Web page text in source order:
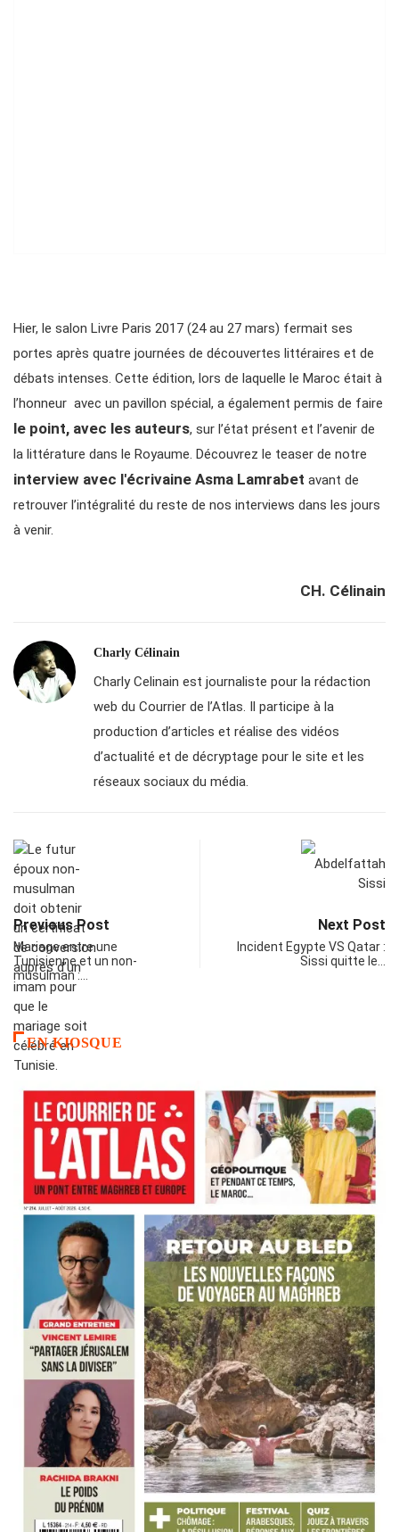
Hier, le salon Livre Paris 2017 (24 au 27 mars) fermait ses
portes après quatre journées de découvertes littéraires et de
débats intenses. Cette édition, lors de laquelle le Maroc était à
l’honneur avec un pavillon spécial, a également permis de faire
le point, avec les auteurs, sur l’état présent et l’avenir de
la littérature dans le Royaume. Découvrez le teaser de notre
interview avec l'écrivaine Asma Lamrabet avant de
retrouver l’intégralité du reste de nos interviews dans les jours
à venir.
CH. Célinain
Charly Célinain
Charly Celinain est journaliste pour la rédaction
web du Courrier de l’Atlas. Il participe à la
production d’articles et réalise des vidéos
d’actualité et de décryptage pour le site et les
réseaux sociaux du média.
Previous Post
Mariage entre une
Tunisienne et un non-
musulman :…
Next Post
Incident Egypte VS Qatar :
Sissi quitte le…
EN KIOSQUE